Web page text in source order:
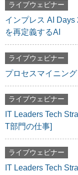
ライブウェビナー
インプレス AI
を再定義するAI
ライブウェビナー
プロセスマイニン
ライブウェビナー
IT Leaders Tech
T部門の仕事]
ライブウェビナー
IT Leaders Tech